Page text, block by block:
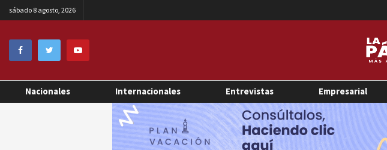
sábado 8 agosto, 2026
Nacionales Internacionales Entrevistas Empresarial